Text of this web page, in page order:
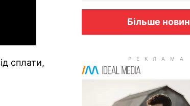
сплати,
Більше новин